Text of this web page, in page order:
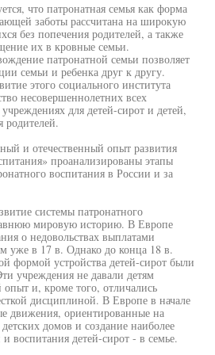
что патронатная семья как форма
заботы рассчитана на широкую
без попечения родителей, а также
их в кровные семьи.
патронатной семьи позволяет
семьи и ребенка друг к другу.
этого социального института
несовершеннолетних всех
для детей-сирот и детей,
родителей.
и отечественный опыт развития
проанализированы этапы
воспитания в России и за
системы патронатного
мировую историю. В Европе
о недовольствах выплатами
уже в 17 в. Однако до конца 18 в.
формой устройства детей-сирот были
учреждения не давали детям
и, кроме того, отличались
дисциплиной. В Европе в начале
движения, ориентированные на
домов и создание наиболее
воспитания детей-сирот - в семье.